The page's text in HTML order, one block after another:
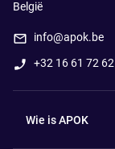
België
info@apok.be
+32 16 61 72 62
Wie is APOK